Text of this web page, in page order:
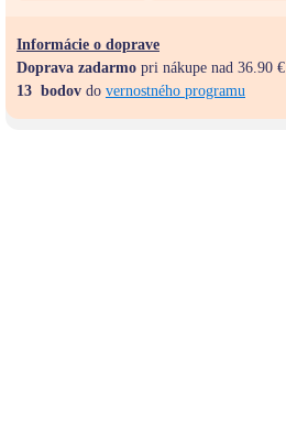
Informácie o doprave
Doprava zadarmo pri nákupe nad 36.90 €
13 bodov do vernostného programu